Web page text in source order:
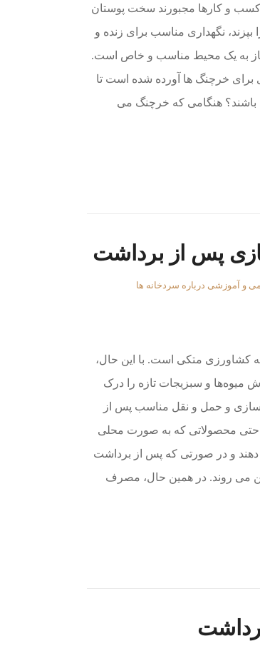
کسب و کارها مجبورند سخت پوستان
بپزند، نگهداری مناسب برای زنده و
نیاز به یک محیط مناسب و خاص است.
برای خرچنگ ها آورده شده است تا
باشند؟ هنگامی که خرچنگ می
پس از برداشت
و آموزشی درباره سردخانه ها
کشاورزی متکی است. با این حال،
میوه‌ها و سبزیجات تازه را درک
و حمل و نقل مناسب پس از
حتی محصولاتی که به صورت محلی
و در صورتی که پس از برداشت
می روند. در همین حال، مصرف